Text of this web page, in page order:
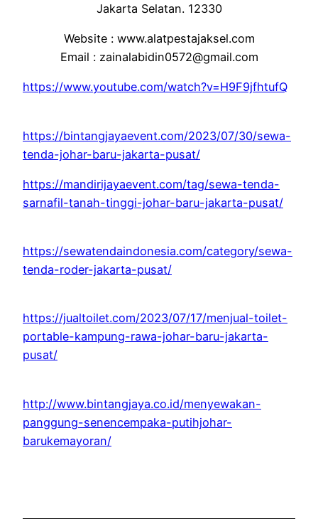
Jakarta Selatan. 12330
Website : www.alatpestajaksel.com
Email : zainalabidin0572@gmail.com
https://www.youtube.com/watch?v=H9F9jfhtufQ
https://bintangjayaevent.com/2023/07/30/sewa-
tenda-johar-baru-jakarta-pusat/
https://mandirijayaevent.com/tag/sewa-tenda-
sarnafil-tanah-tinggi-johar-baru-jakarta-pusat/
https://sewatendaindonesia.com/category/sewa-
tenda-roder-jakarta-pusat/
https://jualtoilet.com/2023/07/17/menjual-toilet-
portable-kampung-rawa-johar-baru-jakarta-
pusat/
http://www.bintangjaya.co.id/menyewakan-
panggung-senencempaka-putihjohar-
barukemayoran/